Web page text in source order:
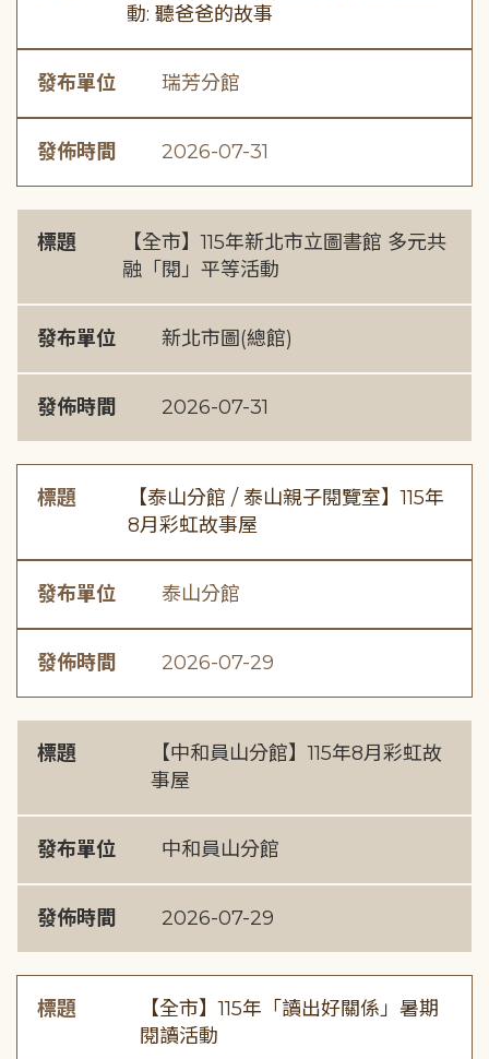
動: 聽爸爸的故事
發布單位 瑞芳分館
發佈時間 2026-07-31
標題
【全市】115年新北市立圖書館 多元共
融「閱」平等活動
發布單位 新北市圖(總館)
發佈時間 2026-07-31
標題
【泰山分館 / 泰山親子閱覽室】115年
8月彩虹故事屋
發布單位 泰山分館
發佈時間 2026-07-29
標題
【中和員山分館】115年8月彩虹故
事屋
發布單位 中和員山分館
發佈時間 2026-07-29
標題
【全市】115年「讀出好關係」暑期
閱讀活動